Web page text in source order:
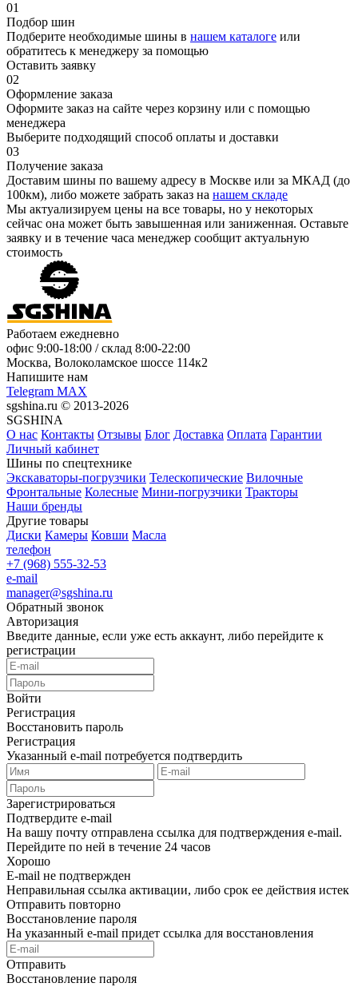
01
Подбор шин
Подберите необходимые шины в нашем каталоге или
обратитесь к менеджеру за помощью
Оставить заявку
02
Оформление заказа
Оформите заказ на сайте через корзину или с помощью
менеджера
Выберите подходящий способ оплаты и доставки
03
Получение заказа
Доставим шины по вашему адресу в Москве или за МКАД (до
100км), либо можете забрать заказ на нашем складе
Мы актуализируем цены на все товары, но у некоторых
сейчас она может быть завышенная или заниженная. Оставьте
заявку и в течение часа менеджер сообщит актуальную
стоимость
Работаем ежедневно
офис 9:00-18:00 / склад 8:00-22:00
Москва, Волоколамское шоссе 114к2
Напишите нам
Telegram MAX
sgshina.ru © 2013-2026
SGSHINA
О нас Контакты Отзывы Блог Доставка Оплата Гарантии
Личный кабинет
Шины по спецтехнике
Экскаваторы-погрузчики Телескопические Вилочные
Фронтальные Колесные Мини-погрузчики Тракторы
Наши бренды
Другие товары
Диски Камеры Ковши Масла
телефон
+7 (968) 555-32-53
e-mail
manager@sgshina.ru
Обратный звонок
Авторизация
Введите данные, если уже есть аккаунт, либо перейдите к
регистрации
Войти
Регистрация
Восстановить пароль
Регистрация
Указанный e-mail потребуется подтвердить
Зарегистрироваться
Подтвердите e-mail
На вашу почту отправлена ссылка для подтверждения e-mail.
Перейдите по ней в течение 24 часов
Хорошо
E-mail не подтвержден
Неправильная ссылка активации, либо срок ее действия истек
Отправить повторно
Восстановление пароля
На указанный e-mail придет ссылка для восстановления
Отправить
Восстановление пароля